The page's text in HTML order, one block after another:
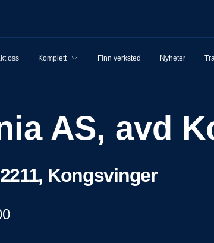
oss Komplett Finn verksted Nyheter
AS, avd
Kongsvinger